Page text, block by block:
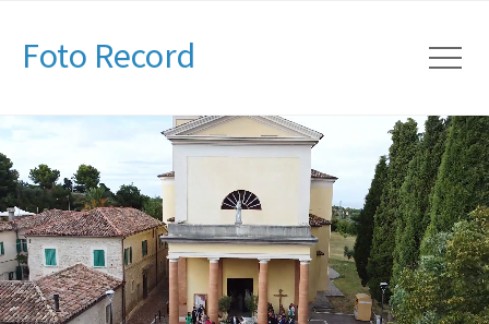
Foto Record